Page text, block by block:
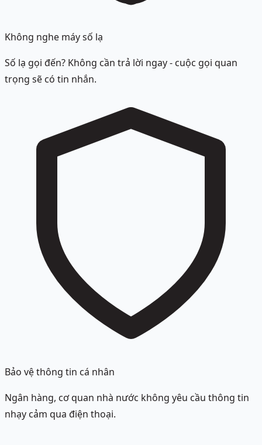
Không nghe máy số lạ
Số lạ gọi đến? Không cần trả lời ngay - cuộc gọi quan
trọng sẽ có tin nhắn.
Bảo vệ thông tin cá nhân
Ngân hàng, cơ quan nhà nước không yêu cầu thông tin
nhạy cảm qua điện thoại.